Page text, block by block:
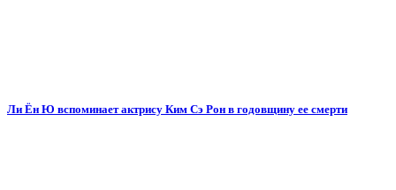
Ли Ён Ю вспоминает актрису Ким Сэ Рон в годовщину ее смерти